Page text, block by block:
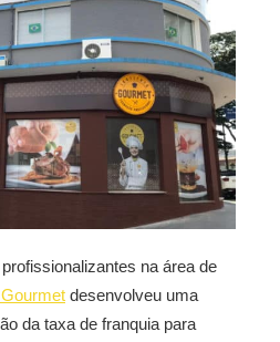
na área de
desenvolveu uma
da taxa de franquia para